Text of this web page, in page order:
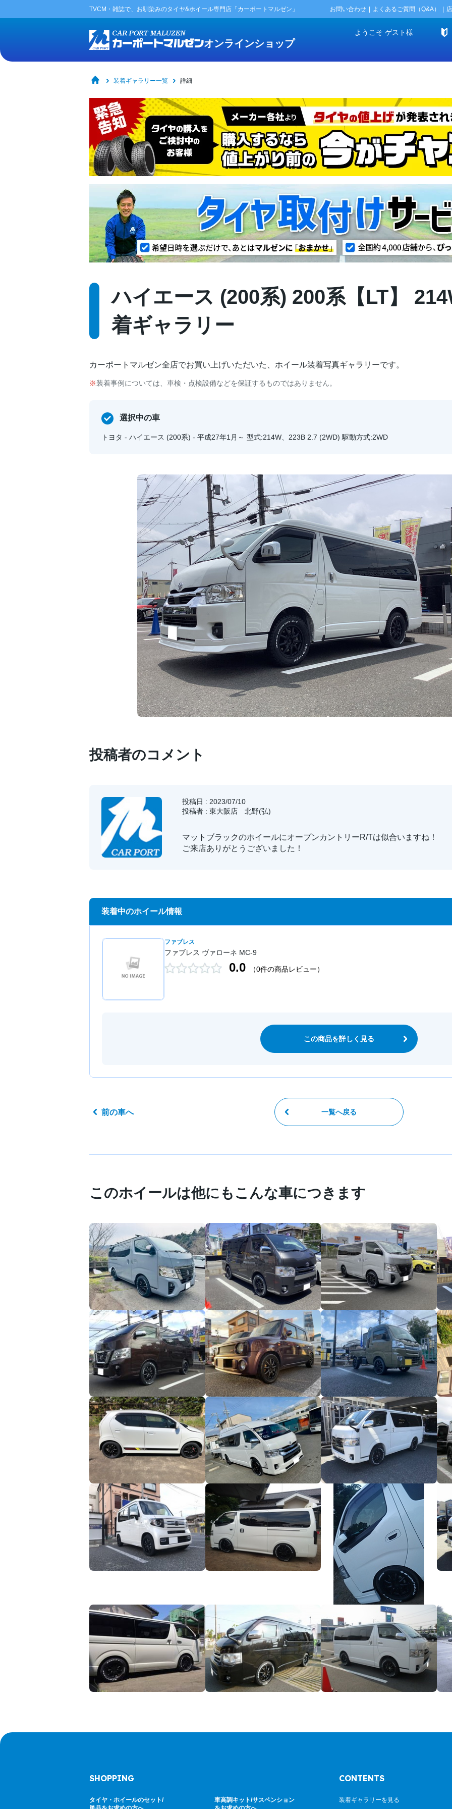
TVCM・雑誌で、お馴染みのタイヤ&ホイール専門店「カーポートマルゼン」 お問い合わせ よくあるご質問（Q&A）
オンラインショップ
ようこそ ゲスト様
装着ギャラリー一覧 詳細
ハイエース (200系) 200系【LT】
着ギャラリー
カーポートマルゼン全店でお買い上げいただいた、ホイール装着写真ギャラリーです。
装着事例については、車検・点検設備などを保証するものではありません。
選択中の車
トヨタ - ハイエース (200系) - 平成27年1月～ 型式:214W、223B 2.7 (2WD) 駆動方式:2WD
投稿者のコメント
投稿日 : 2023/07/10
投稿者 : 東大阪店 北野(弘)
マットブラックのホイールにオープンカントリーR/Tは似合いますね！
ご来店ありがとうございました！
装着中のホイール情報
ファブレス
ファブレス ヴァローネ MC-9
0.0 （0件の商品レビュー）
この商品を詳しく見る
前の車へ 一覧へ戻る
このホイールは他にもこんな車につきます
SHOPPING
タイヤ・ホイールのセット/
車高調キット/サスペンション
CONTENTS
装着ギャラリーを見る